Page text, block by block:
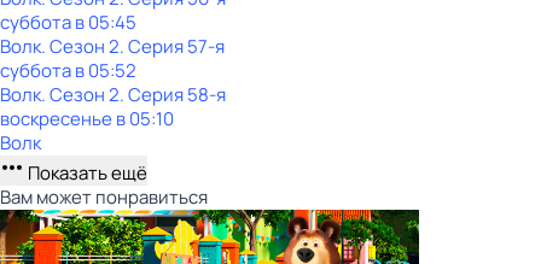
субботав05:45
Волк. Сезон 2. Серия 57-я
субботав05:52
Волк. Сезон 2. Серия 58-я
воскресенье в05:10
Волк
Показать ещё
Вам может понравиться